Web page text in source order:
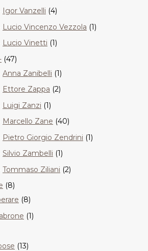
Igor Vanzelli (4)
Lucio Vincenzo Vezzola (1)
Lucio Vinetti (1)
(47)
Anna Zanibelli (1)
Ettore Zappa (2)
Luigi Zanzi (1)
Marcello Zane (40)
Pietro Giorgio Zendrini (1)
Silvio Zambelli (1)
Tommaso Ziliani (2)
(8)
(8)
(1)
(13)